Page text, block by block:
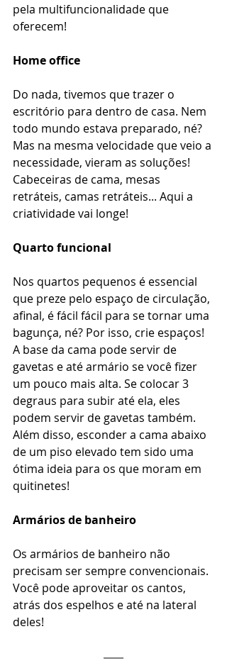
pela multifuncionalidade que
oferecem!
Home office
Do nada, tivemos que trazer o
escritório para dentro de casa. Nem
todo mundo estava preparado, né?
Mas na mesma velocidade que veio a
necessidade, vieram as soluções!
Cabeceiras de cama, mesas
retráteis, camas retráteis... Aqui a
criatividade vai longe!
Quarto funcional
Nos quartos pequenos é essencial
que preze pelo espaço de circulação,
afinal, é fácil fácil para se tornar uma
bagunça, né? Por isso, crie espaços!
A base da cama pode servir de
gavetas e até armário se você fizer
um pouco mais alta. Se colocar 3
degraus para subir até ela, eles
podem servir de gavetas também.
Além disso, esconder a cama abaixo
de um piso elevado tem sido uma
ótima ideia para os que moram em
quitinetes!
Armários de banheiro
Os armários de banheiro não
precisam ser sempre convencionais.
Você pode aproveitar os cantos,
atrás dos espelhos e até na lateral
deles!